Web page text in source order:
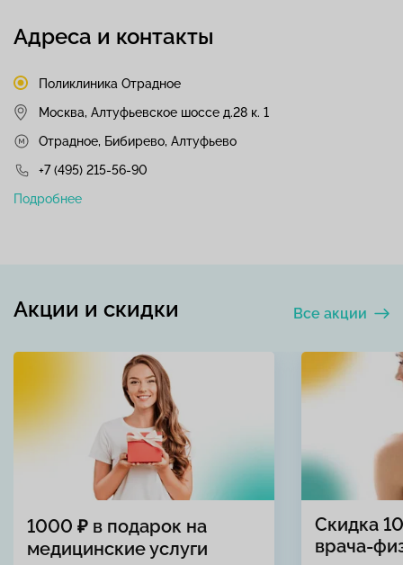
Адреса и контакты
Поликлиника Отрадное
Москва, Алтуфьевское шоссе д.28 к. 1
Отрадное, Бибирево, Алтуфьево
+7 (495) 215-56-90
Подробнее
Все акции
Акции и скидки
1000 ₽ в подарок на
медицинские услуги
Скидка
врача-